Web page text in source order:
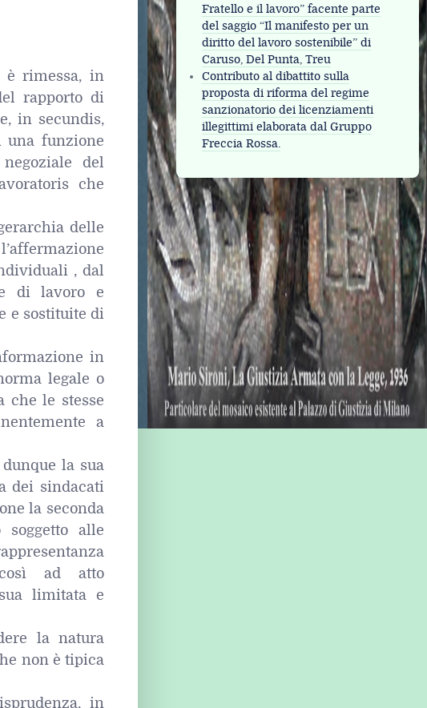
è rimessa, in
rapporto di
in secundis,
una funzione
del
che
delle
, dal
di lavoro e
e sostituite di
in
legale o
che le stesse
a
la sua
dei sindacati
la seconda
soggetto alle
così ad atto
limitata e
la natura
non è tipica
in
Fratello e il lavoro” facente parte
del saggio “Il manifesto per un
diritto del lavoro sostenibile” di
Caruso, Del Punta, Treu
Contributo al dibattito sulla
proposta di riforma del regime
sanzionatorio dei licenziamenti
illegittimi elaborata dal Gruppo
Freccia Rossa.